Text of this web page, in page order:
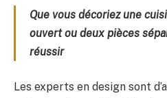
Que vous décoriez une
ouvert ou deux pièces
réussir
Les experts en design sont